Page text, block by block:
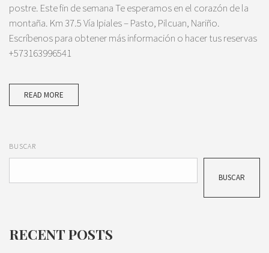
postre. Este fin de semana Te esperamos en el corazón de la
montaña. Km 37.5 Vía Ipiales – Pasto, Pilcuan, Nariño.
Escríbenos para obtener más información o hacer tus reservas
+573163996541
READ MORE
BUSCAR
BUSCAR
RECENT POSTS